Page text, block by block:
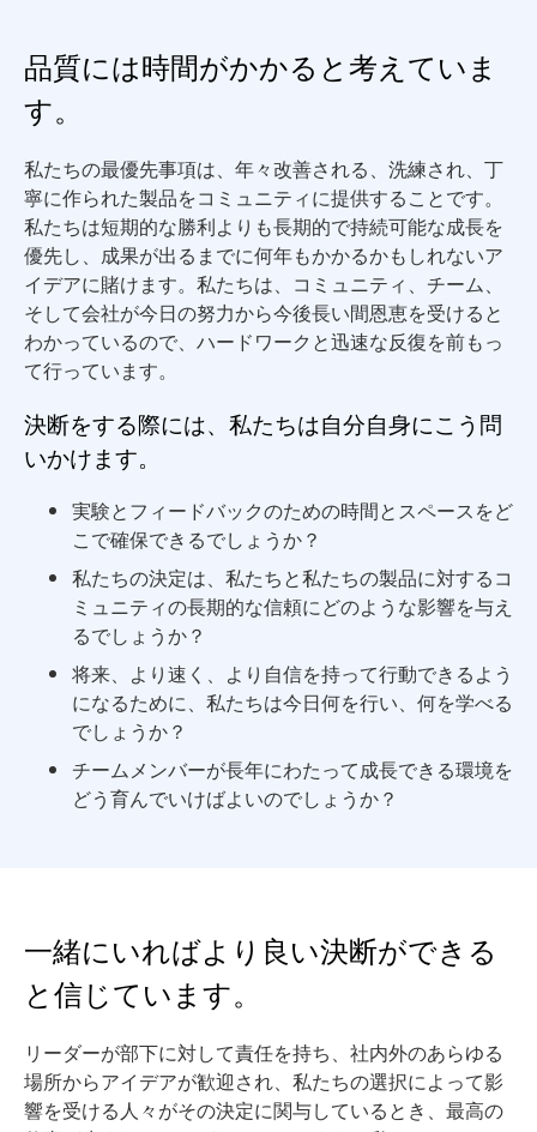
品質には時間がかかると考えていま
す。
私たちの最優先事項は、年々改善される、洗練され、丁
寧に作られた製品をコミュニティに提供することです。
私たちは短期的な勝利よりも長期的で持続可能な成長を
優先し、成果が出るまでに何年もかかるかもしれないア
イデアに賭けます。私たちは、コミュニティ、チーム、
そして会社が今日の努力から今後長い間恩恵を受けると
わかっているので、ハードワークと迅速な反復を前もっ
て行っています。
決断をする際には、私たちは自分自身にこう問
いかけます。
実験とフィードバックのための時間とスペースをど
こで確保できるでしょうか？
私たちの決定は、私たちと私たちの製品に対するコ
ミュニティの長期的な信頼にどのような影響を与え
るでしょうか？
将来、より速く、より自信を持って行動できるよう
になるために、私たちは今日何を行い、何を学べる
でしょうか？
チームメンバーが長年にわたって成長できる環境を
どう育んでいけばよいのでしょうか？
一緒にいればより良い決断ができる
と信じています。
リーダーが部下に対して責任を持ち、社内外のあらゆる
場所からアイデアが歓迎され、私たちの選択によって影
響を受ける人々がその決定に関与しているとき、最高の